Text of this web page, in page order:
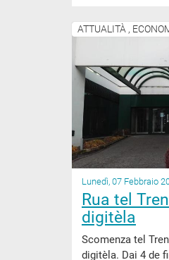
Lunedì, 07 Febbraio
Rua tel
digitèla
Scomenza tel
digitèla. Dai 4 de